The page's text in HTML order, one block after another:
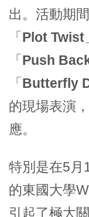
出。活動期
「Plot
「Push
「Butterfly
的現場表演
應。
特別是在5月
的東國大學
引起了極大關